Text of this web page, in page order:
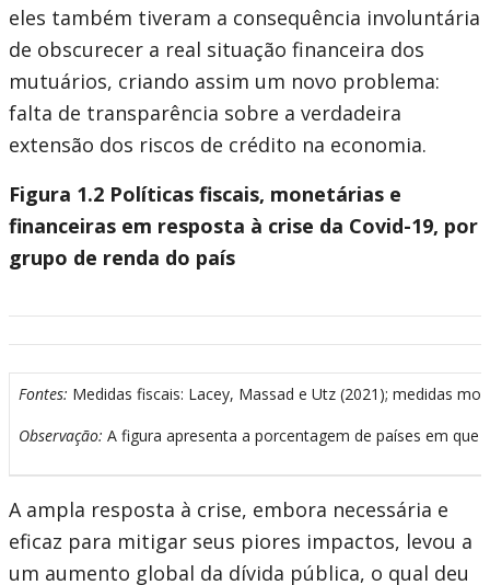
eles também tiveram a consequência involuntária
de obscurecer a real situação financeira dos
mutuários, criando assim um novo problema:
falta de transparência sobre a verdadeira
extensão dos riscos de crédito na economia.
Figura 1.2 Políticas fiscais, monetárias e
financeiras em resposta à crise da Covid-19, por
grupo de renda do país
Fontes: Medidas fiscais: Lacey, Massad e Utz (2021); medidas
Observação: A figura apresenta a porcentagem de países em
A ampla resposta à crise, embora necessária e
eficaz para mitigar seus piores impactos, levou a
um aumento global da dívida pública, o qual deu